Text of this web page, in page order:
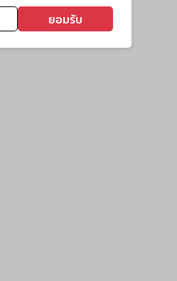
ยอมรับ